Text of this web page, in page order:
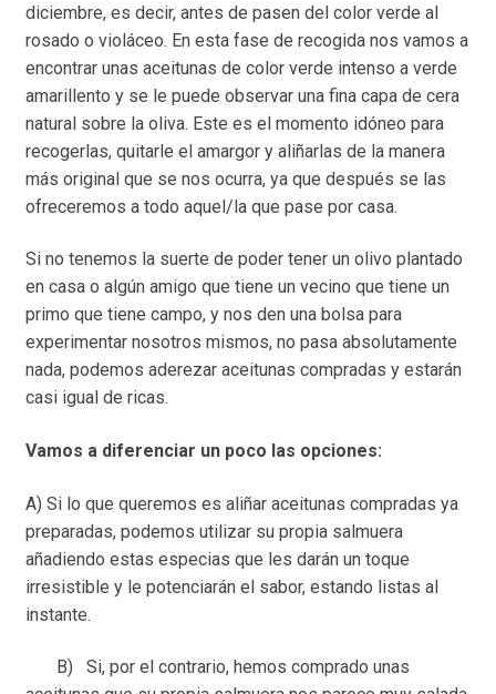
diciembre, es decir, antes de pasen del color verde al
rosado o violáceo. En esta fase de recogida nos vamos a
encontrar unas aceitunas de color verde intenso a verde
amarillento y se le puede observar una fina capa de cera
natural sobre la oliva. Este es el momento idóneo para
recogerlas, quitarle el amargor y aliñarlas de la manera
más original que se nos ocurra, ya que después se las
ofreceremos a todo aquel/la que pase por casa.
Si no tenemos la suerte de poder tener un olivo plantado
en casa o algún amigo que tiene un vecino que tiene un
primo que tiene campo, y nos den una bolsa para
experimentar nosotros mismos, no pasa absolutamente
nada, podemos aderezar aceitunas compradas y estarán
casi igual de ricas.
Vamos a diferenciar un poco las opciones:
A) Si lo que queremos es aliñar aceitunas compradas ya
preparadas, podemos utilizar su propia salmuera
añadiendo estas especias que les darán un toque
irresistible y le potenciarán el sabor, estando listas al
instante.
B) Si, por el contrario, hemos comprado unas